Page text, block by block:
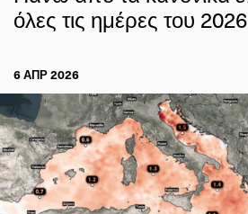
όλες τις ημέρες του
6 ΑΠΡ 2026